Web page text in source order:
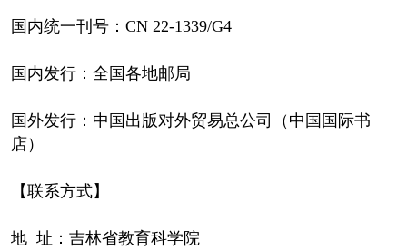
国内统一刊号：CN 22-1339/G4
国内发行：全国各地邮局
国外发行：中国出版对外贸易总公司（中国国际书
店）
【联系方式】
地 址：吉林省教育科学院